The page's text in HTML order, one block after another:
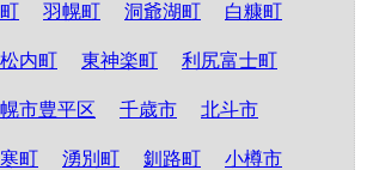
羽幌町 洞爺湖町 白糠町
内町 東神楽町 利尻富士町
市豊平区 千歳市 北斗市
町 湧別町 釧路町 小樽市